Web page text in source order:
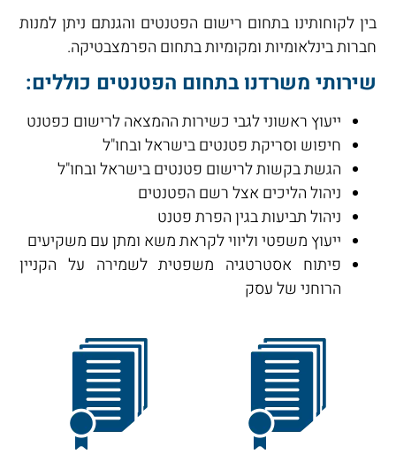
בין לקוחותינו בתחום רישום הפטנטים והגנתם ניתן למנות
חברות בינלאומיות ומקומיות בתחום הפרמצבטיקה.
שירותי משרדנו בתחום הפטנטים כוללים:
ייעוץ ראשוני לגבי כשירות ההמצאה לרישום כפטנט
חיפוש וסריקת פטנטים בישראל ובחו"ל
הגשת בקשות לרישום פטנטים בישראל ובחו"ל
ניהול הליכים אצל רשם הפטנטים
ניהול תביעות בגין הפרת פטנט
ייעוץ משפטי וליווי לקראת משא ומתן עם משקיעים
פיתוח אסטרטגיה משפטית לשמירה על הקניין
הרוחני של עסק